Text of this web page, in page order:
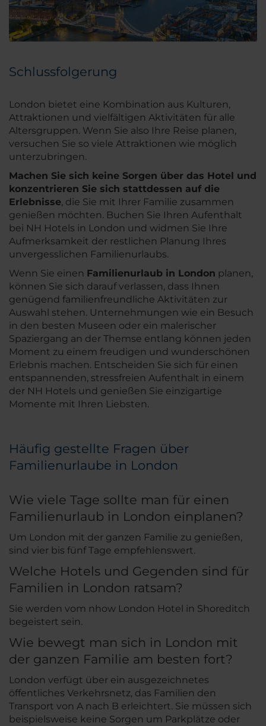
Schlussfolgerung
London bietet eine Kombination aus Kulturen,
Attraktionen und vielfältigen Aktivitäten für alle
Altersgruppen. Wenn Sie also Ihre Reise planen,
versuchen Sie so viele Attraktionen wie möglich
unterzubringen.
Machen Sie sich keine Sorgen über das Hotel und
konzentrieren Sie sich stattdessen auf die
Erlebnisse, die Sie mit Ihrer Familie zusammen
genießen möchten. Buchen Sie Ihren Aufenthalt
bei NH Hotels in London und widmen Sie Ihre
Aufmerksamkeit der restlichen Planung Ihres
unvergesslichen Familienurlaubs.
Wenn Sie einen Familienurlaub in London planen,
können Sie sich darauf verlassen, dass Ihnen
genügend familienfreundliche Aktivitäten zur
Auswahl stehen. Unternehmungen wie ein Besuch
in den besten Museen oder ein malerischer
Spaziergang an der Themse entlang können jeden
Moment zu einem freudigen und wunderschönen
Erlebnis machen. Entscheiden Sie sich für einen
entspannenden, stressfreien Aufenthalt in einem
der NH Hotels und genießen Sie einzigartige
Momente mit Ihren Liebsten.
Häufig gestellte Fragen über
Familienurlaube in London
Wie viele Tage sollte man für einen
Familienurlaub in London einplanen?
Um London mit der ganzen Familie zu genießen,
sind vier bis fünf Tage empfehlenswert.
Welche Hotels und Gegenden sind für
Familien in London ratsam?
Sie werden vom nhow London Hotel in Shoreditch
begeistert sein.
Wie bewegt man sich in London mit
der ganzen Familie am besten fort?
London verfügt über ein ausgezeichnetes
öffentliches Verkehrsnetz, das Familien den
Transport von A nach B erleichtert. Sie müssen sich
beispielsweise keine Sorgen um Parkplätze oder